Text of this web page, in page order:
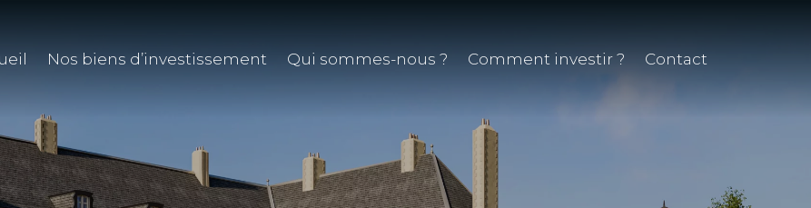
Nos biens d’investissement Qui sommes-nous ? Comment investir ? Contact